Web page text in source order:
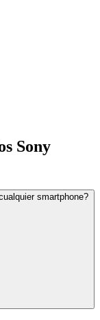
Sony
smartphone?